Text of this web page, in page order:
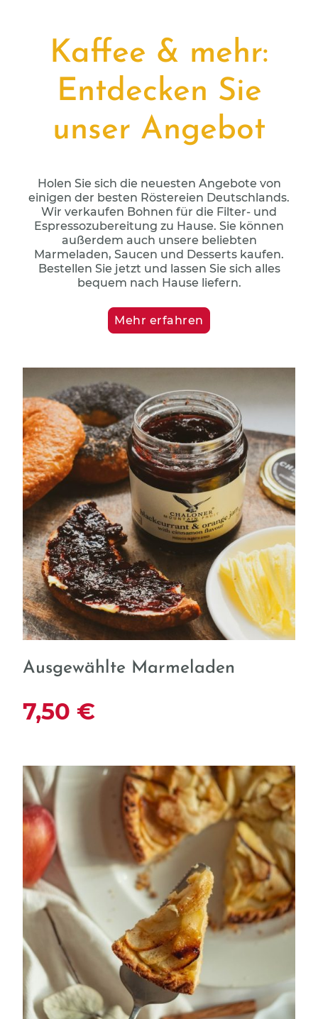
Kaffee & mehr:
Entdecken Sie
unser Angebot
Holen Sie sich die neuesten Angebote von
einigen der besten Röstereien Deutschlands.
Wir verkaufen Bohnen für die Filter- und
Espressozubereitung zu Hause. Sie können
außerdem auch unsere beliebten
Marmeladen, Saucen und Desserts kaufen.
Bestellen Sie jetzt und lassen Sie sich alles
bequem nach Hause liefern.
Mehr erfahren
Ausgewählte Marmeladen
7,50 €